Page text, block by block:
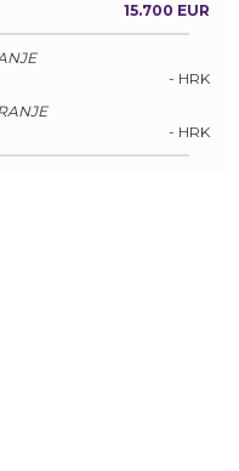
15.700 EUR
- HRK
- HRK